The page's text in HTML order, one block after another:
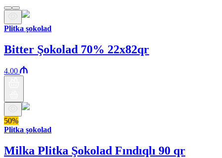
Plitka şokolad
Bitter Şokolad 70% 22x82qr
4.00
50%
Plitka şokolad
Milka Plitka Şokolad Fındıqlı 90 qr